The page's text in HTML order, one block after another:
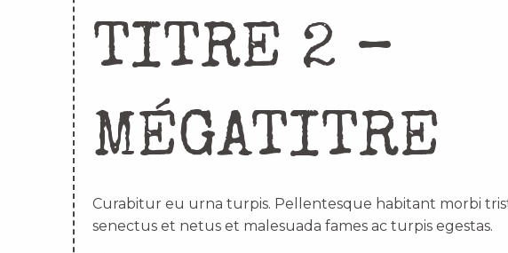
TITRE 2 –
MÉGATITRE
Curabitur eu urna turpis. Pellentesque habitant morbi
senectus et netus et malesuada fames ac turpis egestas.